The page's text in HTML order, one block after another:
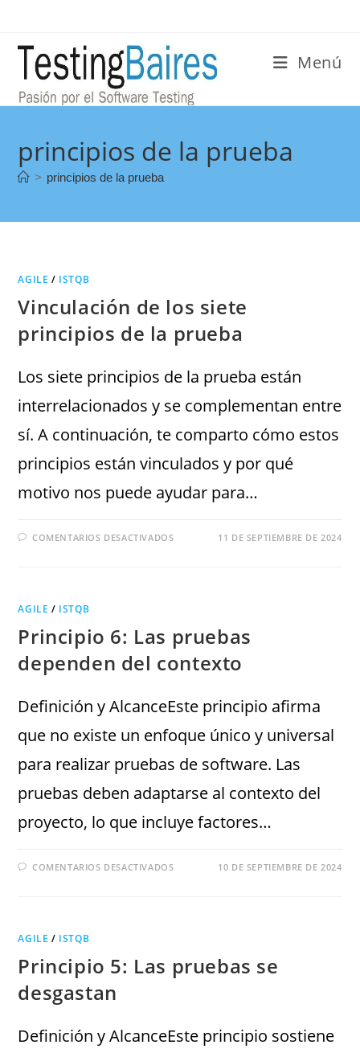
Menú
principios de la prueba
> principios de la prueba
AGILE / ISTQB
Vinculación de los siete
principios de la prueba
Los siete principios de la prueba están
interrelacionados y se complementan entre
sí. A continuación, te comparto cómo estos
principios están vinculados y por qué
motivo nos puede ayudar para…
COMENTARIOS DESACTIVADOS 11 DE SEPTIEMBRE DE 2024
AGILE / ISTQB
Principio 6: Las pruebas
dependen del contexto
Definición y AlcanceEste principio afirma
que no existe un enfoque único y universal
para realizar pruebas de software. Las
pruebas deben adaptarse al contexto del
proyecto, lo que incluye factores…
COMENTARIOS DESACTIVADOS 10 DE SEPTIEMBRE DE 2024
AGILE / ISTQB
Principio 5: Las pruebas se
desgastan
Definición y AlcanceEste principio sostiene